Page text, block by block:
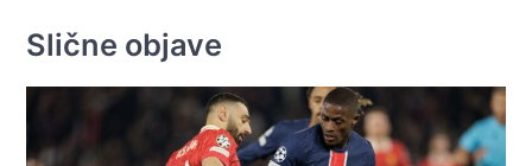
Slične objave